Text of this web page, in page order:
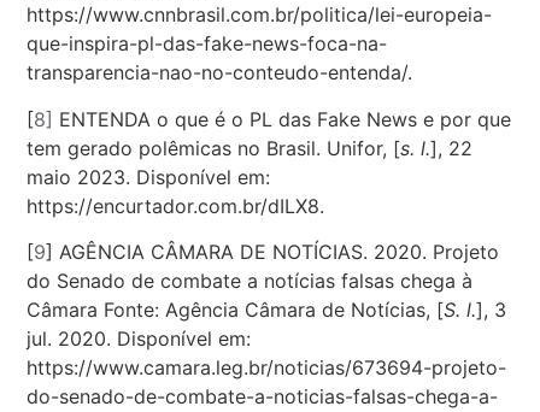
https://www.cnnbrasil.com.br/politica/lei-europeia-
que-inspira-pl-das-fake-news-foca-na-
transparencia-nao-no-conteudo-entenda/.
[8] ENTENDA o que é o PL das Fake News e por que
tem gerado polêmicas no Brasil. Unifor, [s. l.], 22
maio 2023. Disponível em:
https://encurtador.com.br/dILX8.
[9] AGÊNCIA CÂMARA DE NOTÍCIAS. 2020. Projeto
do Senado de combate a notícias falsas chega à
Câmara Fonte: Agência Câmara de Notícias, [S. l.], 3
jul. 2020. Disponível em:
https://www.camara.leg.br/noticias/673694-projeto-
do-senado-de-combate-a-noticias-falsas-chega-a-